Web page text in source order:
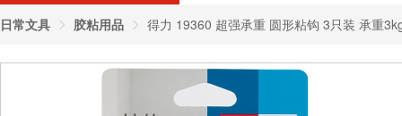
日常文具 胶粘用品 得力 19360 超强承重 圆形粘钩 3只装 承重